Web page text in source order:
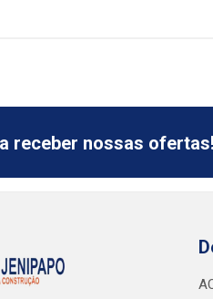
receber nossas ofertas!